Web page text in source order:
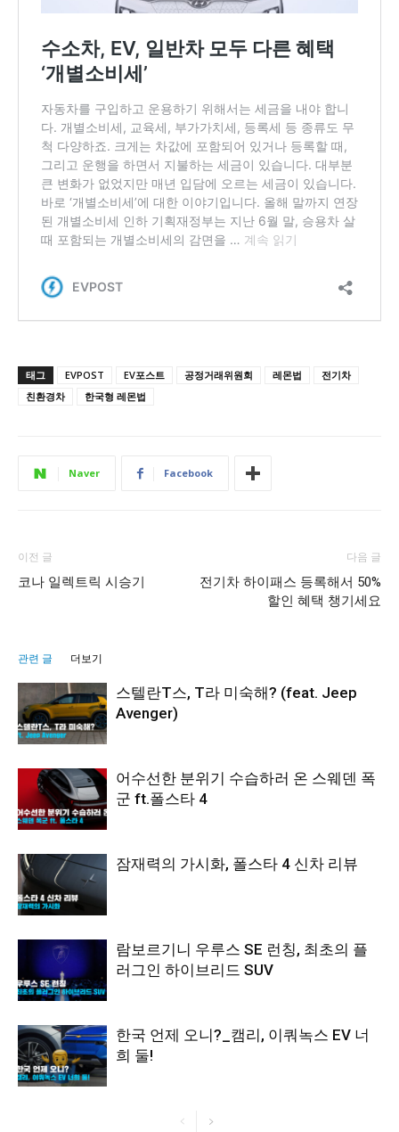
태그 EVPOST EV포스트 공정거래위원회 레몬법
전기차
친환경차
한국형 레몬법
Naver Facebook
이전 글
코나 일렉트릭 시승기
다음 글
전기차 하이패스 등록해서 50%
할인 혜택 챙기세요
관련 글 더보기
스텔란T스, T라 미숙해? (feat. Jeep
Avenger)
어수선한 분위기 수습하러 온 스웨덴 폭
군 ft.폴스타 4
잠재력의 가시화, 폴스타 4 신차 리뷰
람보르기니 우루스 SE 런칭, 최초의 플
러그인 하이브리드 SUV
한국 언제 오니?_캠리, 이쿼녹스 EV 너
희 둘!